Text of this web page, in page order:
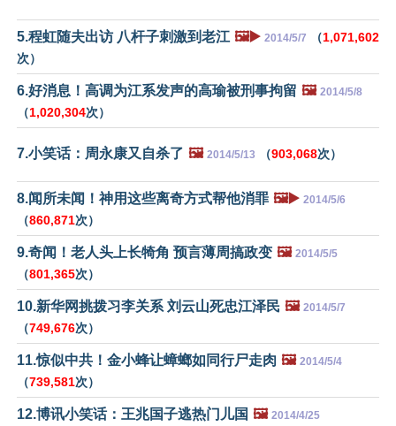
5.程虹随夫出访 八杆子刺激到老江 🖼️▶️ 2014/5/7 （1,071,602
次）
6.好消息！高调为江系发声的高瑜被刑事拘留 🖼️ 2014/5/8
（1,020,304次）
7.小笑话：周永康又自杀了 🖼️ 2014/5/13 （903,068次）
8.闻所未闻！神用这些离奇方式帮他消罪 🖼️▶️ 2014/5/6
（860,871次）
9.奇闻！老人头上长犄角 预言薄周搞政变 🖼️ 2014/5/5
（801,365次）
10.新华网挑拨习李关系 刘云山死忠江泽民 🖼️ 2014/5/7
（749,676次）
11.惊似中共！金小蜂让蟑螂如同行尸走肉 🖼️ 2014/5/4
（739,581次）
12.博讯小笑话：王兆国子逃热门儿国 🖼️ 2014/4/25